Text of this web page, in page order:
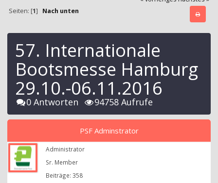
Seiten: [1] Nach unten
57. Internationale
Bootsmesse Hamburg
29.10.-06.11.2016
0 Antworten 94758 Aufrufe
PSF Adminstrator
Administrator
Sr. Member
Beiträge: 358